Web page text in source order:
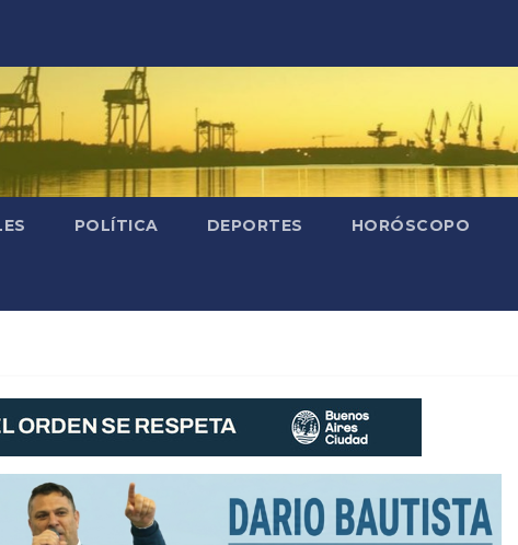
POLÍTICA DEPORTES HORÓSCOPO